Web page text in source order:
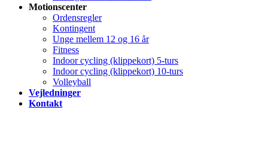
Motionscenter
Ordensregler
Kontingent
Unge mellem 12 og 16 år
Fitness
Indoor cycling (klippekort) 5-turs
Indoor cycling (klippekort) 10-turs
Volleyball
Vejledninger
Kontakt